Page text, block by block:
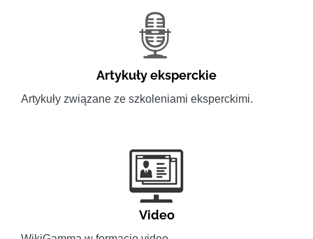
Artykuły eksperckie
Artykuły związane ze szkoleniami eksperckimi.
Video